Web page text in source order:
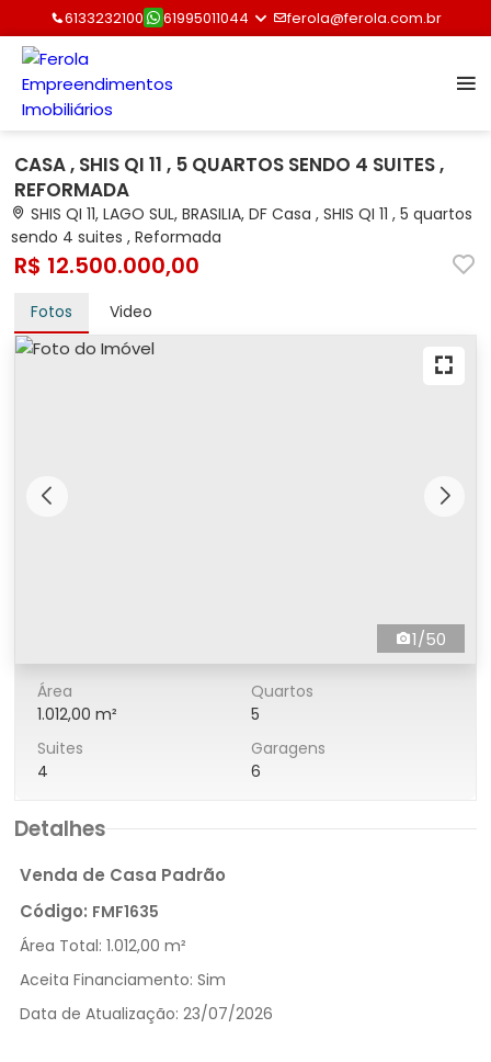
6133232100 61995011044 ferola@ferola.com.br
CASA , SHIS QI 11 , 5 QUARTOS SENDO 4 SUITES ,
REFORMADA
SHIS QI 11, LAGO SUL, BRASILIA, DF Casa , SHIS QI 11 , 5 quartos
sendo 4 suites , Reformada
R$ 12.500.000,00
Fotos Video
1/50
Área
1.012,00 m²
Quartos
5
Suites
4
Garagens
6
Detalhes
Venda de Casa Padrão
Código: FMF1635
Área Total: 1.012,00 m²
Aceita Financiamento: Sim
Data de Atualização: 23/07/2026